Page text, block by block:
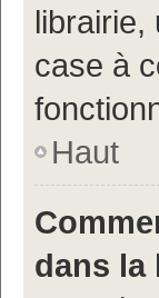
librairie,
case à
Haut
dans la